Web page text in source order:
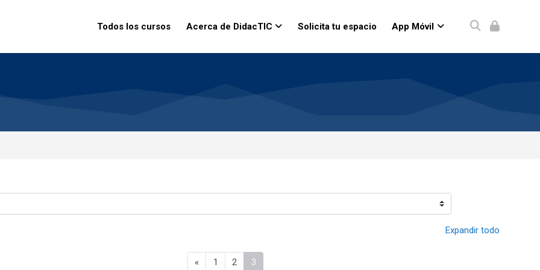
Todos los cursos
Acerca de DidacTIC Solicita tu espacio App Móvil
Expandir todo
« Página anterior
1 Página 1
2 Página 2
3Página 3